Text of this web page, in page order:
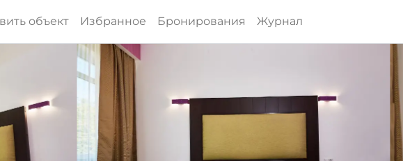
объект Избранное Бронирования Журнал